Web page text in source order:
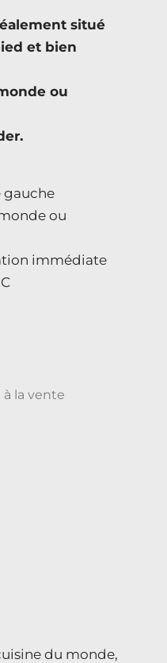
situé
et bien
ou
gauche
ou
immédiate
du monde,